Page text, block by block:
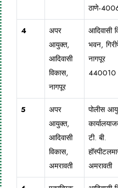
ठाणे-
4
अपर
आयुक्त,
आदिवासी
विकास,
नागपूर
आदिवासी
भवन,
नागपूर
440010
5
अपर
आयुक्त,
आदिवासी
विकास,
अमरावती
पोलीस
टी. बी.
अमरावती